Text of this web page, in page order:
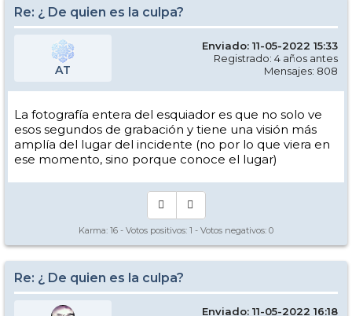
Re: ¿ De quien es la culpa?
AT
Enviado: 11-05-2022 15:33
Registrado: 4 años antes
Mensajes: 808
La fotografía entera del esquiador es que no solo ve
esos segundos de grabación y tiene una visión más
amplía del lugar del incidente (no por lo que viera en
ese momento, sino porque conoce el lugar)
Karma: 16 - Votos positivos: 1 - Votos negativos: 0
Re: ¿ De quien es la culpa?
Enviado: 11-05-2022 16:18